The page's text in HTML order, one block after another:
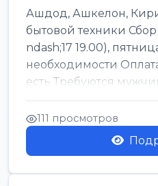
Ашдод, Ашкелон,
бытовой техники
ndash;17 19.00),
необходимости
есть Требуются
Только официальн...
111 просмотров